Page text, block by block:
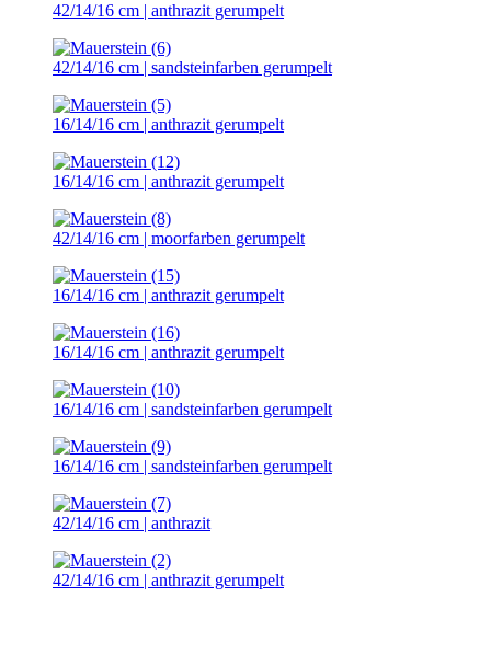
42/14/16 cm | anthrazit gerumpelt
42/14/16 cm | sandsteinfarben gerumpelt
16/14/16 cm | anthrazit gerumpelt
16/14/16 cm | anthrazit gerumpelt
42/14/16 cm | moorfarben gerumpelt
16/14/16 cm | anthrazit gerumpelt
16/14/16 cm | anthrazit gerumpelt
16/14/16 cm | sandsteinfarben gerumpelt
16/14/16 cm | sandsteinfarben gerumpelt
42/14/16 cm | anthrazit
42/14/16 cm | anthrazit gerumpelt